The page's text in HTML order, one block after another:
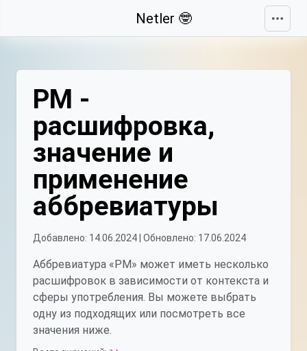
Netler 🤓
РМ -
расшифровка,
значение и
применение
аббревиатуры
Добавлено: 14.06.2024 | Обновлено: 17.06.2024
Аббревиатура «РМ» может иметь несколько
расшифровок в зависимости от контекста и
сферы употребления. Вы можете выбрать
одну из подходящих или посмотреть все
значения ниже.